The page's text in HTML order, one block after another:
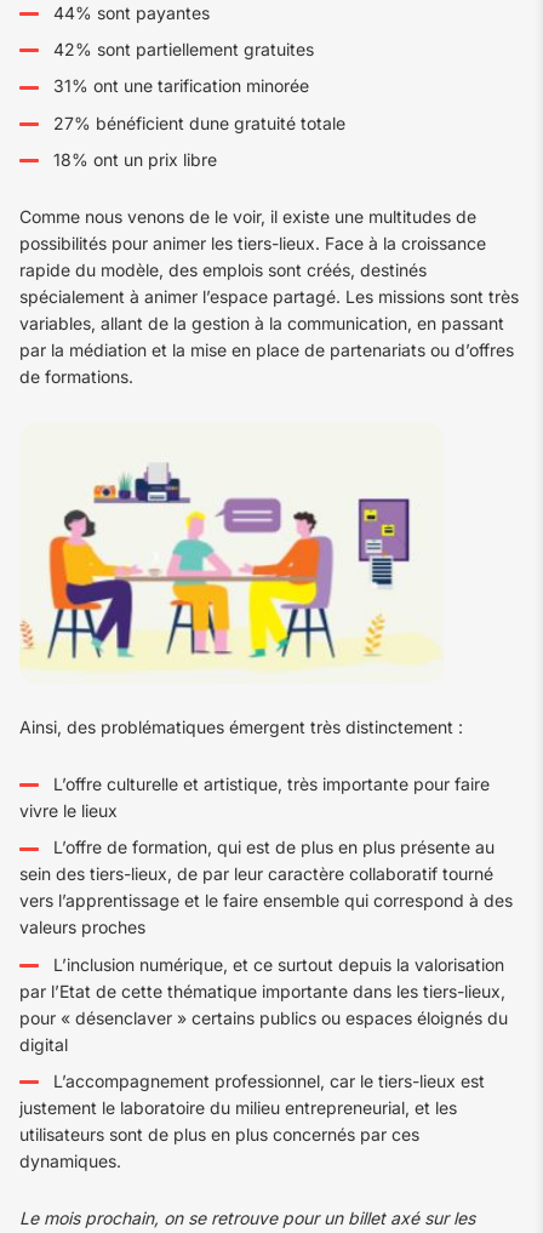
44% sont payantes
42% sont partiellement gratuites
31% ont une tarification minorée
27% bénéficient dune gratuité totale
18% ont un prix libre
Comme nous venons de le voir, il existe une multitudes de
possibilités pour animer les tiers-lieux. Face à la croissance
rapide du modèle, des emplois sont créés, destinés
spécialement à animer l’espace partagé. Les missions sont très
variables, allant de la gestion à la communication, en passant
par la médiation et la mise en place de partenariats ou d’offres
de formations.
Ainsi, des problématiques émergent très distinctement :
L’offre culturelle et artistique, très importante pour faire
vivre le lieux
L’offre de formation, qui est de plus en plus présente au
sein des tiers-lieux, de par leur caractère collaboratif tourné
vers l’apprentissage et le faire ensemble qui correspond à des
valeurs proches
L’inclusion numérique, et ce surtout depuis la valorisation
par l’Etat de cette thématique importante dans les tiers-lieux,
pour « désenclaver » certains publics ou espaces éloignés du
digital
L’accompagnement professionnel, car le tiers-lieux est
justement le laboratoire du milieu entrepreneurial, et les
utilisateurs sont de plus en plus concernés par ces
dynamiques.
Le mois prochain, on se retrouve pour un billet axé sur les